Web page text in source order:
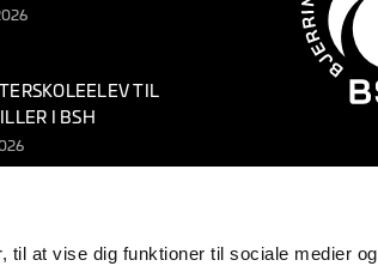
til at vise dig funktioner til sociale medier og
TIL
I BSH